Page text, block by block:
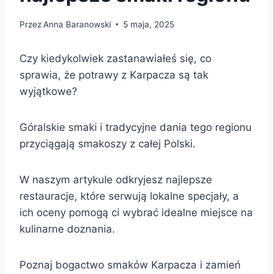
PrzezAnna Baranowski 5 maja, 2025
Czy kiedykolwiek zastanawiałeś się, co
sprawia, że potrawy z Karpacza są tak
wyjątkowe?
Góralskie smaki i tradycyjne dania tego regionu
przyciągają smakoszy z całej Polski.
W naszym artykule odkryjesz najlepsze
restauracje, które serwują lokalne specjały, a
ich oceny pomogą ci wybrać idealne miejsce na
kulinarne doznania.
Poznaj bogactwo smaków Karpacza i zamień